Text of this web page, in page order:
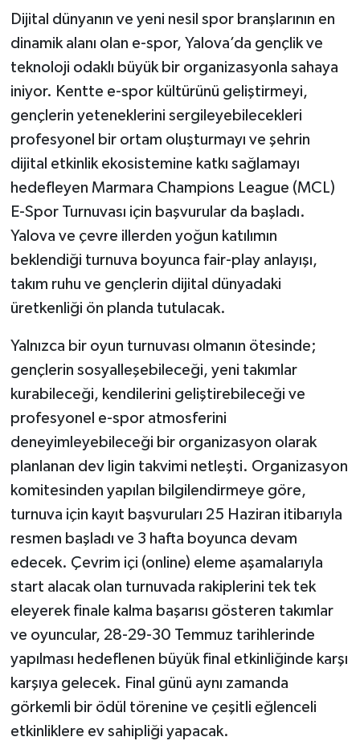
Dijital dünyanın ve yeni nesil spor branşlarının en
dinamik alanı olan e-spor, Yalova’da gençlik ve
teknoloji odaklı büyük bir organizasyonla sahaya
iniyor. Kentte e-spor kültürünü geliştirmeyi,
gençlerin yeteneklerini sergileyebilecekleri
profesyonel bir ortam oluşturmayı ve şehrin
dijital etkinlik ekosistemine katkı sağlamayı
hedefleyen Marmara Champions League (MCL)
E-Spor Turnuvası için başvurular da başladı.
Yalova ve çevre illerden yoğun katılımın
beklendiği turnuva boyunca fair-play anlayışı,
takım ruhu ve gençlerin dijital dünyadaki
üretkenliği ön planda tutulacak.
Yalnızca bir oyun turnuvası olmanın ötesinde;
gençlerin sosyalleşebileceği, yeni takımlar
kurabileceği, kendilerini geliştirebileceği ve
profesyonel e-spor atmosferini
deneyimleyebileceği bir organizasyon olarak
planlanan dev ligin takvimi netleşti. Organizasyon
komitesinden yapılan bilgilendirmeye göre,
turnuva için kayıt başvuruları 25 Haziran itibarıyla
resmen başladı ve 3 hafta boyunca devam
edecek. Çevrim içi (online) eleme aşamalarıyla
start alacak olan turnuvada rakiplerini tek tek
eleyerek finale kalma başarısı gösteren takımlar
ve oyuncular, 28-29-30 Temmuz tarihlerinde
yapılması hedeflenen büyük final etkinliğinde karşı
karşıya gelecek. Final günü aynı zamanda
görkemli bir ödül törenine ve çeşitli eğlenceli
etkinliklere ev sahipliği yapacak.